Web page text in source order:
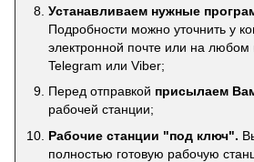
Устанавливаем нужные
Подробности можно уточнить у
электронной почте или на любом
Telegram или Viber;
Перед отправкой присылаем
рабочей станции;
Рабочие станции "под ключ".
полностью готовую рабочую